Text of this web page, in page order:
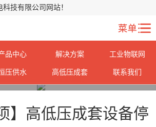
技有限公司网站！
品中心 解决方案 工业物联网
压供水 高低压成套
联系我们
】高低压成套设备停